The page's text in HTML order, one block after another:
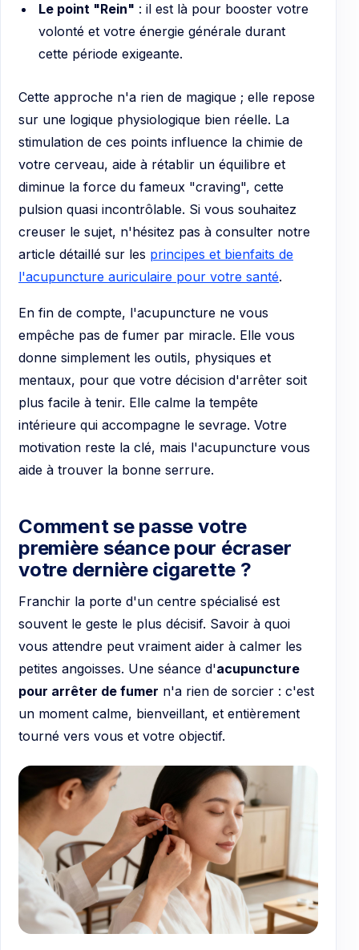
Le point "Rein" : il est là pour booster votre
volonté et votre énergie générale durant
cette période exigeante.
Cette approche n'a rien de magique ; elle repose
sur une logique physiologique bien réelle. La
stimulation de ces points influence la chimie de
votre cerveau, aide à rétablir un équilibre et
diminue la force du fameux "craving", cette
pulsion quasi incontrôlable. Si vous souhaitez
creuser le sujet, n'hésitez pas à consulter notre
article détaillé sur les principes et bienfaits de
l'acupuncture auriculaire pour votre santé.
En fin de compte, l'acupuncture ne vous
empêche pas de fumer par miracle. Elle vous
donne simplement les outils, physiques et
mentaux, pour que votre décision d'arrêter soit
plus facile à tenir. Elle calme la tempête
intérieure qui accompagne le sevrage. Votre
motivation reste la clé, mais l'acupuncture vous
aide à trouver la bonne serrure.
Comment se passe votre
première séance pour écraser
votre dernière cigarette ?
Franchir la porte d'un centre spécialisé est
souvent le geste le plus décisif. Savoir à quoi
vous attendre peut vraiment aider à calmer les
petites angoisses. Une séance d'acupuncture
pour arrêter de fumer n'a rien de sorcier : c'est
un moment calme, bienveillant, et entièrement
tourné vers vous et votre objectif.